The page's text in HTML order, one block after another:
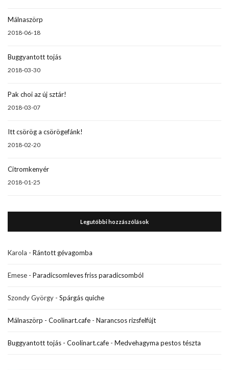
Málnaszörp
2018-06-18
Buggyantott tojás
2018-03-30
Pak choi az új sztár!
2018-03-07
Itt csörög a csörögefánk!
2018-02-20
Citromkenyér
2018-01-25
Legutóbbi hozzászólások
Karola - Rántott gévagomba
Emese - Paradicsomleves friss paradicsomból
Szondy György - Spárgás quiche
Málnaszörp - Coolinart.cafe - Narancsos rizsfelfújt
Buggyantott tojás - Coolinart.cafe - Medvehagyma pestos tészta